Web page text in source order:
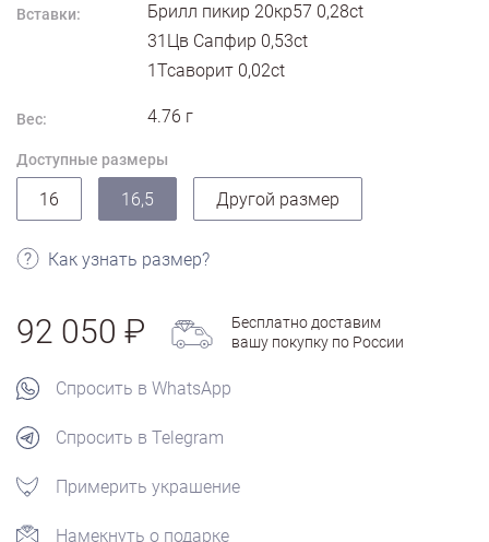
Вставки:
Брилл пикир 20кр57 0,28ct
31Цв Сапфир 0,53ct
1Тсаворит 0,02ct
Вес: 4.76 г
Доступные размеры
16 16,5 Другой размер
Как узнать размер?
92 050
Бесплатно доставим
вашу покупку по России
Спросить в WhatsApp
Спросить в Telegram
Примерить украшение
Намекнуть о подарке